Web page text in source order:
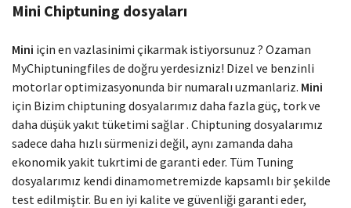
Modelinizi seçin
Mini Chiptuning dosyaları
Mini için en vazlasinimi çikarmak istiyorsunuz ? Ozaman
MyChiptuningfiles de doğru yerdesizniz! Dizel ve benzinli
motorlar optimizasyonunda bir numaralı uzmanlariz. Mini
için Bizim chiptuning dosyalarımız daha fazla güç, tork ve
daha düşük yakıt tüketimi sağlar . Chiptuning dosyalarımız
sadece daha hızlı sürmenizi değil, aynı zamanda daha
ekonomik yakit tukrtimi de garanti eder. Tüm Tuning
dosyalarımız kendi dinamometremizde kapsamlı bir şekilde
test edilmiştir. Bu en iyi kalite ve güvenliği garanti eder,